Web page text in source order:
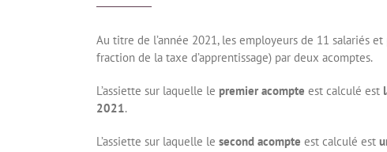
Au titre de l’année 2021, les employeurs de 11 salariés et
fraction de la taxe d’apprentissage) par deux acomptes.
L’assiette sur laquelle le premier acompte est calculé est
2021.
L’assiette sur laquelle le second acompte est calculé est